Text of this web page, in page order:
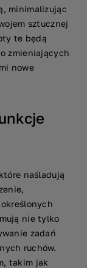
minimalizując
sztucznej
te będą
zmieniających
nowe
naśladują
nie tylko
zadań
ruchów.
takim jak